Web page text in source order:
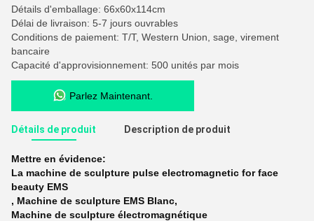
Détails d'emballage: 66x60x114cm
Délai de livraison: 5-7 jours ouvrables
Conditions de paiement: T/T, Western Union, sage, virement
bancaire
Capacité d'approvisionnement: 500 unités par mois
Parlez Maintenant.
Détails de produit Description de produit
Mettre en évidence:
La machine de sculpture pulse electromagnetic for face
beauty EMS
, Machine de sculpture EMS Blanc,
Machine de sculpture électromagnétique